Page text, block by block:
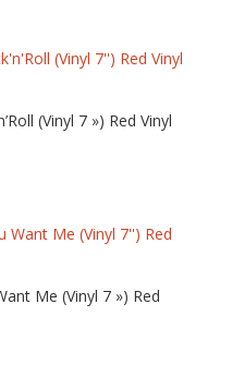
(Vinyl 7 ») Red Vinyl
Me (Vinyl 7 ») Red